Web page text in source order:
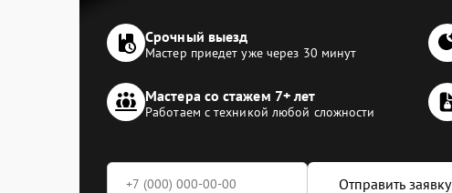
Срочный выезд
Мастер приедет уже через 30 минут
Мастера со стажем 7+ лет
Работаем с техникой любой сложности
Отправить заявку